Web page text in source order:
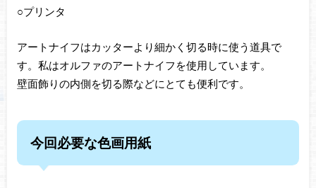
○プリンタ
アートナイフはカッターより細かく切る時に使う道具で
す。私はオルファのアートナイフを使用しています。
壁面飾りの内側を切る際などにとても便利です。
今回必要な色画用紙